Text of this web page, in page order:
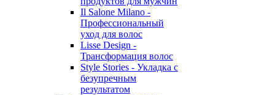
Il Salone Milano -
Профессиональный
уход для волос
Lisse Design -
Трансформация волос
Style Stories - Укладка с
безупречным
результатом